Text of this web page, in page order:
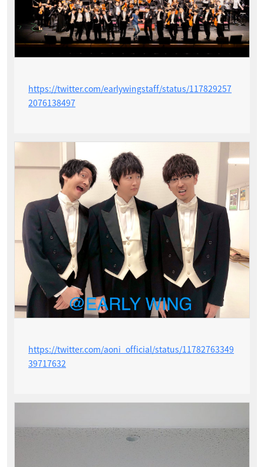
https://twitter.com/earlywingstaff/status/117829257
2076138497
https://twitter.com/aoni_official/status/11782763349
39717632